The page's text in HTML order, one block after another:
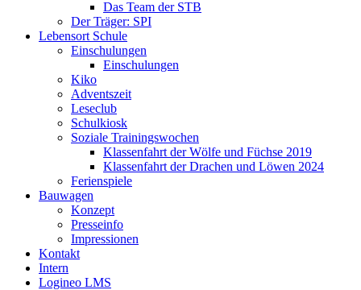
Das Team der STB
Der Träger: SPI
Lebensort Schule
Einschulungen
Einschulungen
Kiko
Adventszeit
Leseclub
Schulkiosk
Soziale Trainingswochen
Klassenfahrt der Wölfe und Füchse 2019
Klassenfahrt der Drachen und Löwen 2024
Ferienspiele
Bauwagen
Konzept
Presseinfo
Impressionen
Kontakt
Intern
Logineo LMS